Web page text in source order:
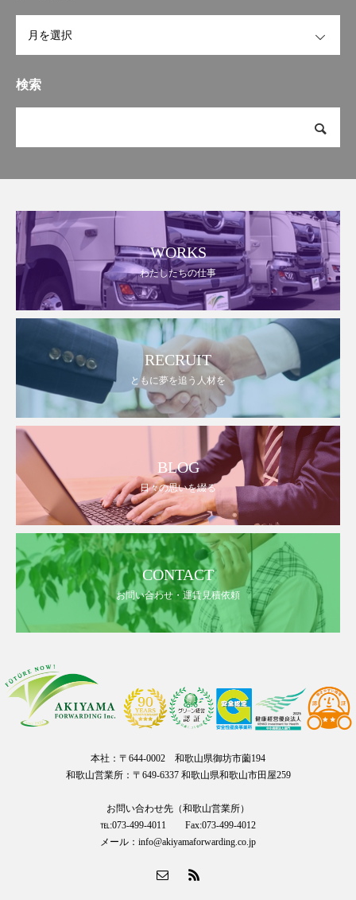
検索
WORKS
わたしたちの仕事
RECRUIT
ともに夢を追う人材を
BLOG
日々の思いを綴る
CONTACT
お問い合わせ・運賃見積依頼
本社：〒644-0002 和歌山県御坊市薗194
和歌山営業所：〒649-6337 和歌山県和歌山市田屋259
お問い合わせ先（和歌山営業所）
℡:073-499-4011 Fax:073-499-4012
メール：info@akiyamaforwarding.co.jp